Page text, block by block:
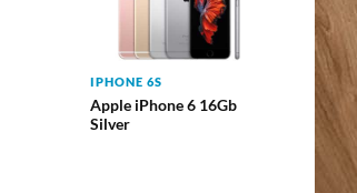
IPHONE 6S
Apple iPhone 6 16Gb
Silver